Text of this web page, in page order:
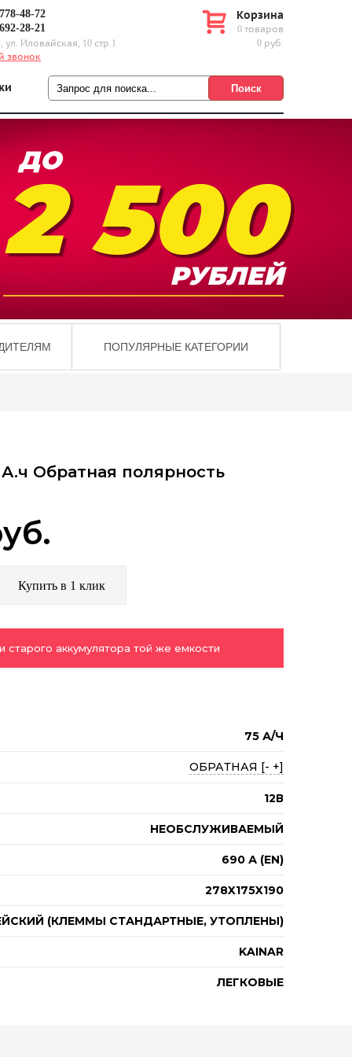
48-72
28-21
ул. Иловайская, 10 стр.1
звонок
Корзина
0 товаров
0 руб.
2 500
ПОПУЛЯРНЫЕ КАТЕГОРИИ
Обратная полярность
Купить в 1 клик
старого аккумулятора той же емкости
75 А/Ч
ОБРАТНАЯ [- +]
12В
НЕОБСЛУЖИВАЕМЫЙ
690 А (EN)
278X175X190
(КЛЕММЫ СТАНДАРТНЫЕ, УТОПЛЕНЫ)
KAINAR
ЛЕГКОВЫЕ